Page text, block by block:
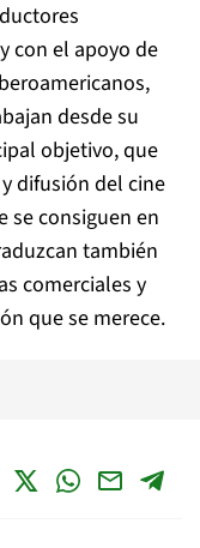
con el apoyo de
desde su
objetivo, que
difusión del cine
se consiguen en
también
comerciales y
que se merece.